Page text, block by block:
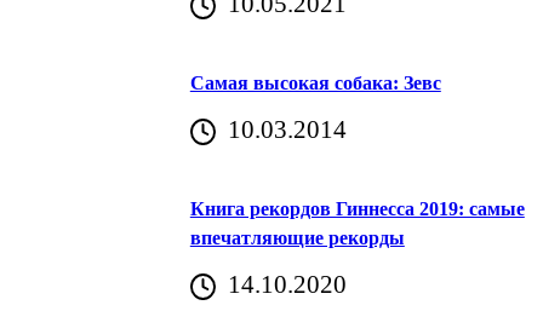
Самая высокая собака: Зевс
10.03.2014
Книга рекордов Гиннесса 2019: самые
впечатляющие рекорды
14.10.2020